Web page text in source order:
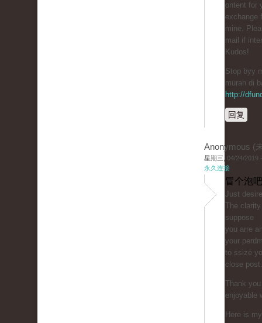
ontent for
exchange
mine.
mail if
Kudos!
Stop bуy
murah di
http://
回复
Anonymous (
星期三, 04/24/2019
永久连接
冒个泡
Just
The
suppose
you arre
your
to ssize
close post.
Thank
enjoyable
Here is